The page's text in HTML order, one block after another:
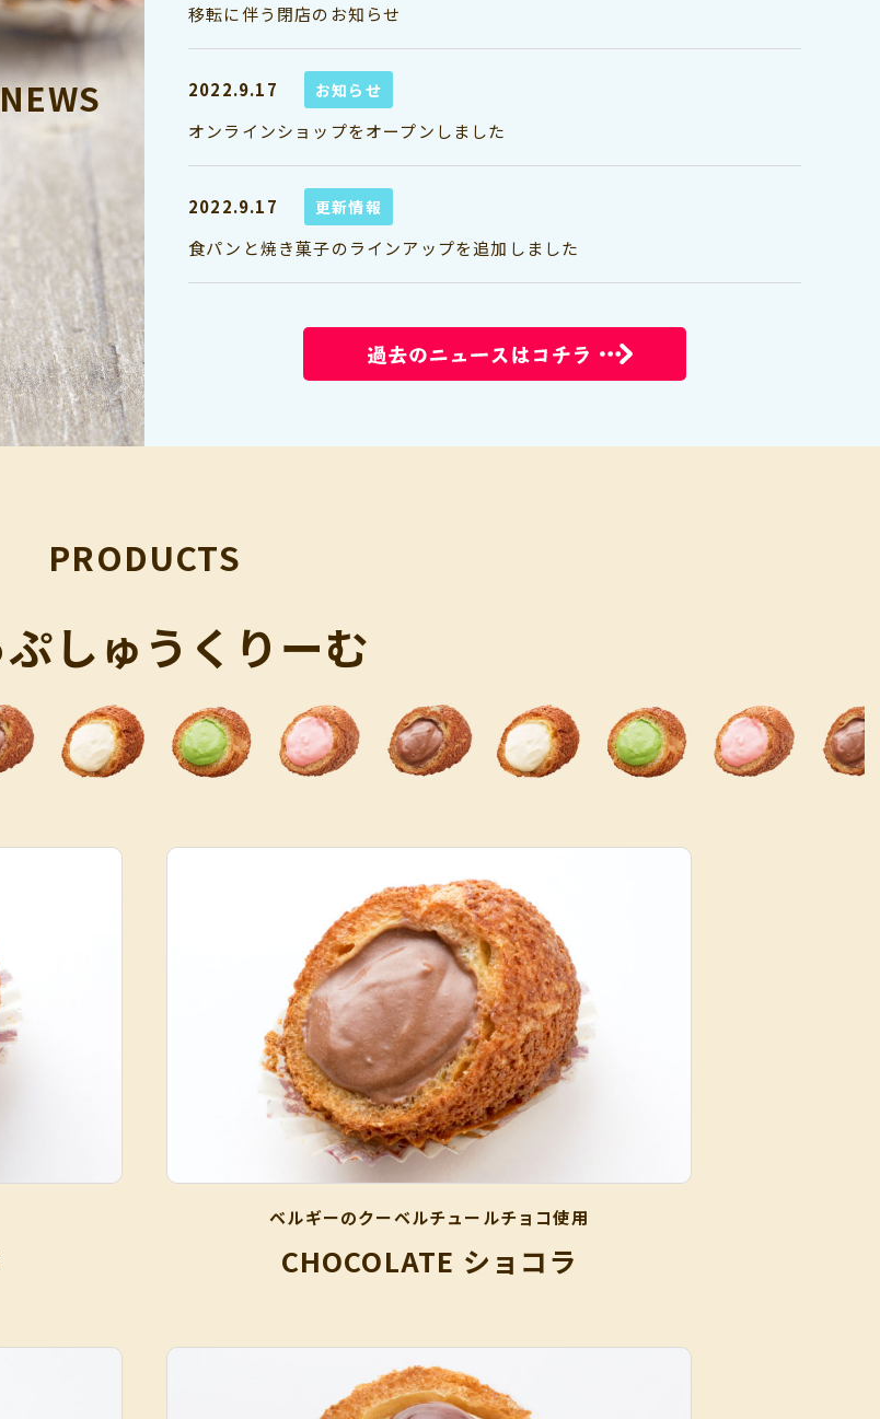
NEWS
移転に伴う閉店のお知らせ
2022.9.17 お知らせ
オンラインショップをオープンしました
2022.9.17 更新情報
食パンと焼き菓子のラインアップを追加しました
PRODUCTS
しゅうくりーむ
ベルギーのクーベルチュールチョコ使用
CHOCOLATE ショコラ